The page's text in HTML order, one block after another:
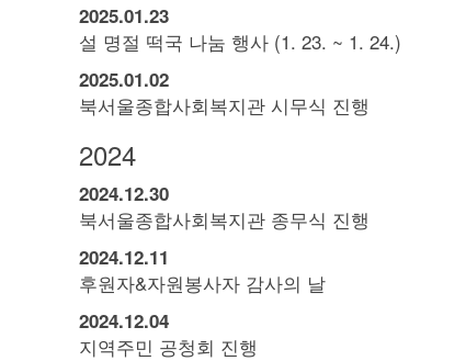
2025.01.23
설 명절 떡국 나눔 행사 (1. 23. ~ 1. 24.)
2025.01.02
북서울종합사회복지관 시무식 진행
2024
2024.12.30
북서울종합사회복지관 종무식 진행
2024.12.11
후원자&자원봉사자 감사의 날
2024.12.04
지역주민 공청회 진행